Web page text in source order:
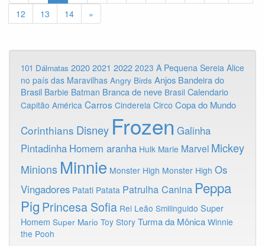
12
13 14 »
101 Dálmatas 2020 2021 2022 2023 A Pequena Sereia Alice
no país das Maravilhas Angry Birds Anjos Bandeira do
Brasil Barbie Batman Branca de neve Brasil Calendario
Capitão América Carros Cinderela Circo Copa do Mundo
Corinthians Disney Frozen Galinha
Pintadinha Homem aranha Hulk Marie Marvel Mickey
Minions Minnie Monster High Monster High Os
Vingadores Patati Patata Patrulha Canina Peppa
Pig Princesa Sofia Rei Leão Smilinguido Super
Homem Super Mario Toy Story Turma da Mônica Winnie
the Pooh